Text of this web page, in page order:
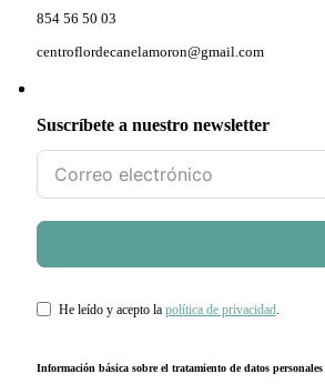
854 56 50 03
centroflordecanelamoron@gmail.com
Suscríbete a nuestro newsletter
He leído y acepto la política de privacidad.
Información básica sobre el tratamiento de datos